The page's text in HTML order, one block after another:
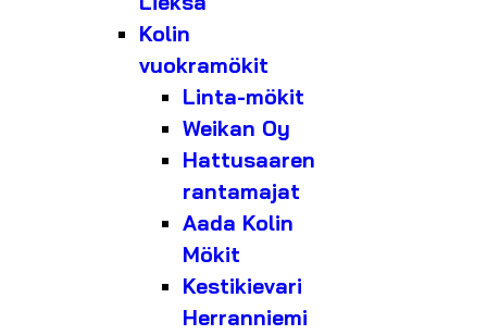
Kolin
vuokramökit
Linta-mökit
Weikan Oy
Hattusaaren
rantamajat
Aada Kolin
Mökit
Kestikievari
Herranniemi